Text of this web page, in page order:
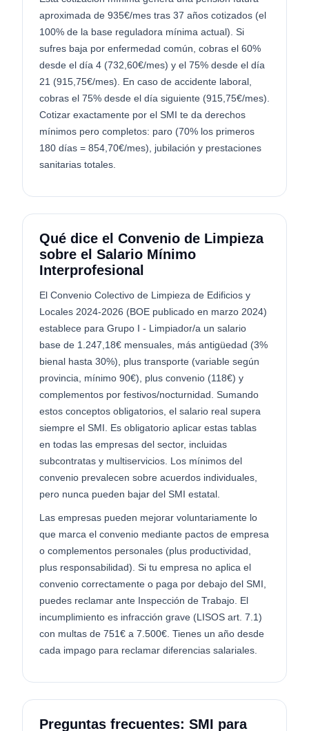
aproximada de 935€/mes tras 37 años cotizados (el
100% de la base reguladora mínima actual). Si
sufres baja por enfermedad común, cobras el 60%
desde el día 4 (732,60€/mes) y el 75% desde el día
21 (915,75€/mes). En caso de accidente laboral,
cobras el 75% desde el día siguiente (915,75€/mes).
Cotizar exactamente por el SMI te da derechos
mínimos pero completos: paro (70% los primeros
180 días = 854,70€/mes), jubilación y prestaciones
sanitarias totales.
Qué dice el Convenio de Limpieza
sobre el Salario Mínimo
Interprofesional
El Convenio Colectivo de Limpieza de Edificios y
Locales 2024-2026 (BOE publicado en marzo 2024)
establece para Grupo I - Limpiador/a un salario
base de 1.247,18€ mensuales, más antigüedad (3%
bienal hasta 30%), plus transporte (variable según
provincia, mínimo 90€), plus convenio (118€) y
complementos por festivos/nocturnidad. Sumando
estos conceptos obligatorios, el salario real supera
siempre el SMI. Es obligatorio aplicar estas tablas
en todas las empresas del sector, incluidas
subcontratas y multiservicios. Los mínimos del
convenio prevalecen sobre acuerdos individuales,
pero nunca pueden bajar del SMI estatal.
Las empresas pueden mejorar voluntariamente lo
que marca el convenio mediante pactos de empresa
o complementos personales (plus productividad,
plus responsabilidad). Si tu empresa no aplica el
convenio correctamente o paga por debajo del SMI,
puedes reclamar ante Inspección de Trabajo. El
incumplimiento es infracción grave (LISOS art. 7.1)
con multas de 751€ a 7.500€. Tienes un año desde
cada impago para reclamar diferencias salariales.
Preguntas frecuentes: SMI para